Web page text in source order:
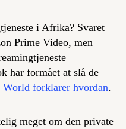
i Afrika? Svaret
Prime Video, men
har formået at slå de
World forklarer hvordan.
meget om den private